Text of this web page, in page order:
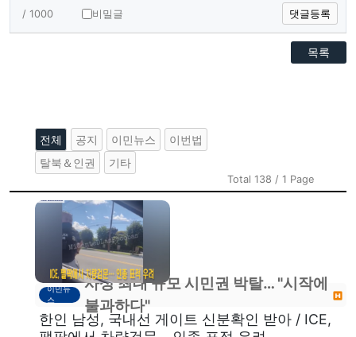
/ 1000 비밀글 댓글등록
목록
전체 공지 이민뉴스
이번법
탈북＆인권
기타
Total 138 / 1 Page
이민뉴
스
사상 최대 규모 시민권 박탈… "시작에
불과하다"
한인 남성, 국내선 게이트 신분확인 받아 / ICE,